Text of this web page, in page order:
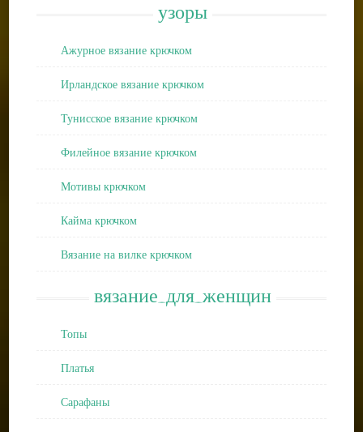
узоры
Ажурное вязание крючком
Ирландское вязание крючком
Тунисское вязание крючком
Филейное вязание крючком
Мотивы крючком
Кайма крючком
Вязание на вилке крючком
вязание_для_женщин
Топы
Платья
Сарафаны